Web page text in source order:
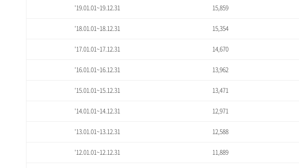
'19.01.01~19.12.31 15,859
'18.01.01~18.12.31 15,354
'17.01.01~17.12.31 14,670
'16.01.01~16.12.31 13,962
'15.01.01~15.12.31 13,471
'14.01.01~14.12.31 12,971
'13.01.01~13.12.31 12,588
'12.01.01~12.12.31 11,889